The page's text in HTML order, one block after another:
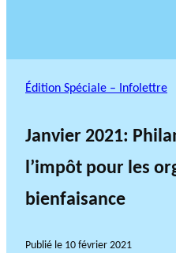
Édition Spéciale – Infolettre
Janvier 2021:
l’impôt pour les
bienfaisance
Publié le 10 février 2021